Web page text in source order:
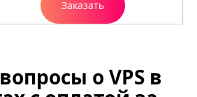
Заказать
о VPS в